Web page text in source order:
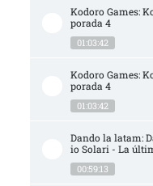
Kodoro Games:
porada 4
01:03:42
Kodoro Games:
porada 4
01:03:42
Dando la latam:
io Solari - La
00:59:13